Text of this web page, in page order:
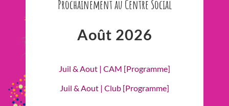
Prochainement au Centre Social
Août 2026
Juil & Aout | CAM [Programme]
Juil & Aout | Club [Programme]